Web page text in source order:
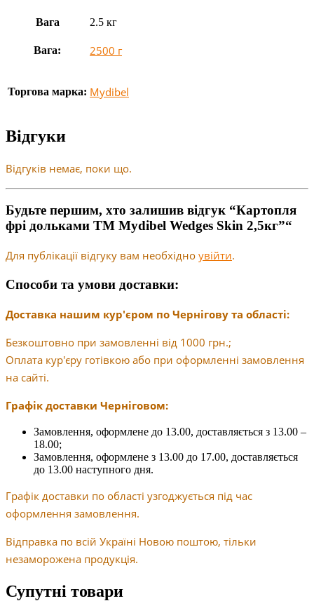
Вага 2.5 кг
Вага: 2500 г
Торгова марка: Mydibel
Відгуки
Відгуків немає, поки що.
Будьте першим, хто залишив відгук “Картопля
фрі дольками ТМ Mydibel Wedges Skin 2,5кг”“
Для публікації відгуку вам необхідно увійти.
Способи та умови доставки:
Доставка нашим кур'єром по Чернігову та області:
Безкоштовно при замовленні від 1000 грн.;
Оплата кур'єру готівкою або при оформленні замовлення
на сайті.
Графік доставки Черніговом:
Замовлення, оформлене до 13.00, доставляється з 13.00 –
18.00;
Замовлення, оформлене з 13.00 до 17.00, доставляється
до 13.00 наступного дня.
Графік доставки по області узгоджується під час
оформлення замовлення.
Відправка по всій Україні Новою поштою, тільки
незаморожена продукція.
Супутні товари